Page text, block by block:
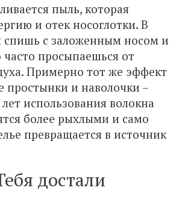
пыль, которая
и отек носоглотки. В
спишь с заложенным носом и
часто просыпаешься от
Примерно тот же эффект
простынки и наволочки –
использования волокна
более рыхлыми и само
превращается в источник
достали